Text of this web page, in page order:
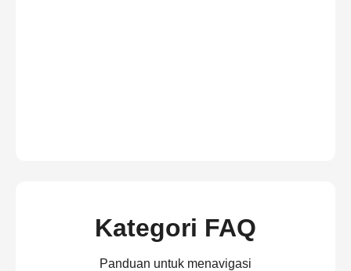
Kategori FAQ
Panduan untuk menavigasi